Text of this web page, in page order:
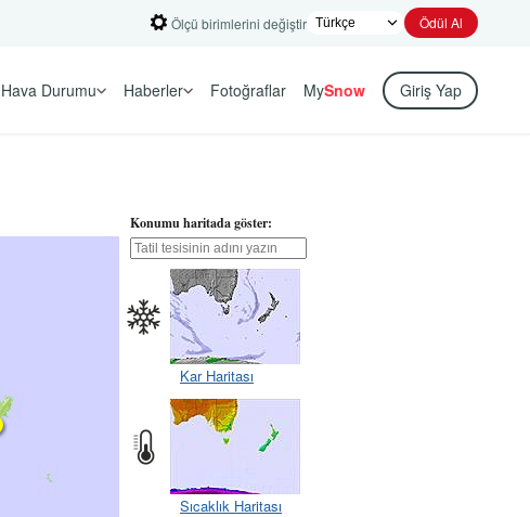
Ölçü birimlerini değiştir Ödül Al
Hava Durumu Haberler Fotoğraflar MySnow Giriş Yap
Konumu haritada göster:
Kar Haritası
Sıcaklık Haritası